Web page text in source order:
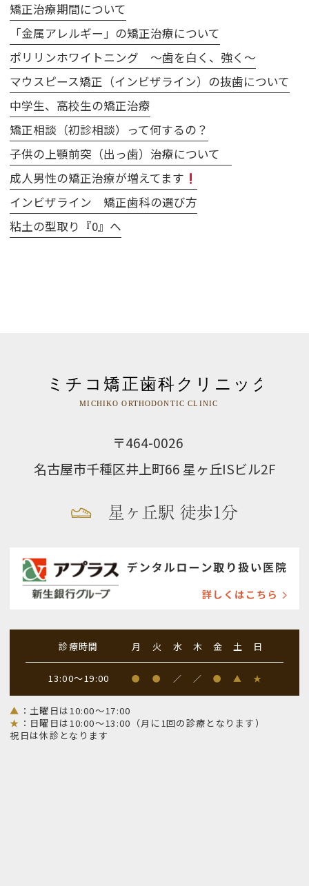
矯正治療期間について
「金属アレルギー」の矯正治療について
ポリリンホワイトニング 〜歯を白く、強く〜
マウスピース矯正（インビザライン）の抜歯について
中学生、高校生の矯正治療
矯正相談（初診相談）って何するの？
子供の上顎前突（出っ歯）治療について
成人男性の矯正治療が増えてます
インビザライン 矯正歯科の選び方
粘土の型取り『0』へ
〒464-0026
名古屋市千種区井上町66 星ヶ丘ISビル2F
星ヶ丘駅 徒歩1分
診療時間 月 火 水 木 金 土 日
13:00～19:00 ● ● ／ ／ ● ▲ ★
▲ ：土曜日は10:00～17:00
★ ：日曜日は10:00～13:00（月に1回の診療となります）
祝日は休診となります